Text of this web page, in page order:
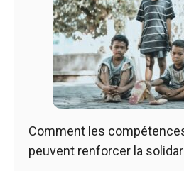
Comment les
peuvent renforcer la